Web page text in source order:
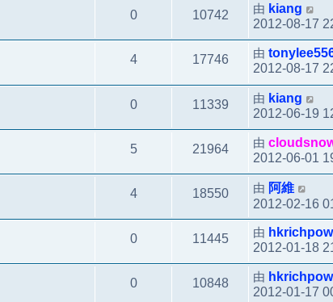
0 10742 由 kiang
2012-08-17
4 17746 由
2012-08-17
0 11339 由 kiang
2012-06-19
5 21964 由
2012-06-01
4 18550 由 阿維
2012-02-16
0 11445 由
2012-01-18
0 10848 由
2012-01-17